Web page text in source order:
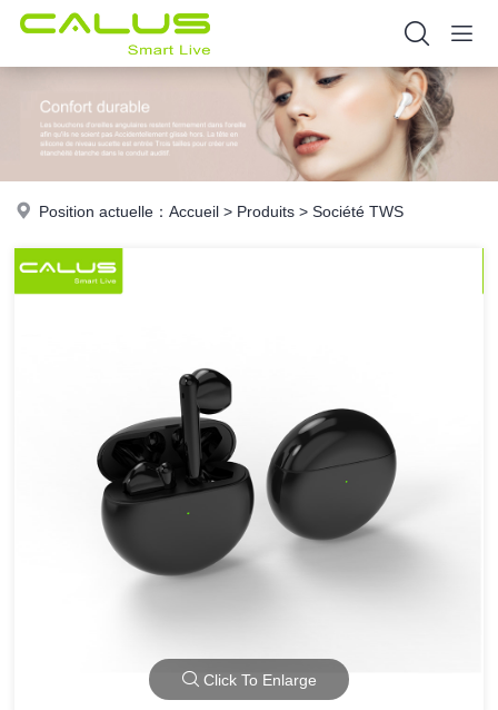
Position actuelle：Accueil > Produits >Société TWS
Click To Enlarge